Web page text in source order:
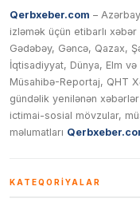
Qerbxeber.com –
izləmək üçün etibarlı xəbər
Gədəbəy, Gəncə, Qazax,
İqtisadiyyat, Dünya, Elm
Müsahibə-Reportaj, QHT
gündəlik yenilənən
ictimai-sosial mövzular,
məlumatları
KATEQORIYALAR